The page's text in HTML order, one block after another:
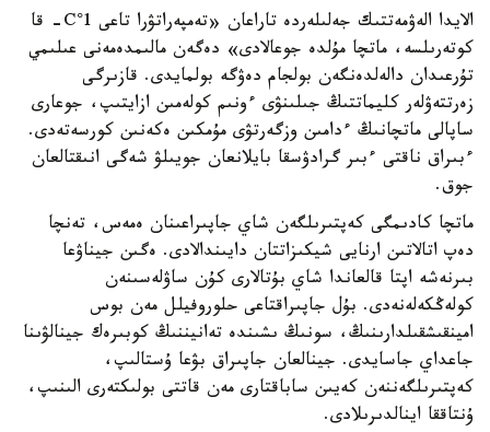
الايدا الەۋمەتتىك جەلىلەردە تاراعان «تەمپەراتۋرا تاعى 1°C- قا
كوتەرىلسە، ماتچا مۇلدە جوعالادى» دەگەن مالىمدەمەنى عىلىمي
تۇرعىدان دالەلدەنگەن بولجام دەۋگە بولمايدى. قازىرگى
زەرتتەۋلەر كليماتتىڭ جىلىنۋى ءونىم كولەمىن ازايتىپ، جوعارى
ساپالى ماتچانىڭ ءدامىن وزگەرتۋى مۇمكىن ەكەنىن كورسەتەدى.
ءبىراق ناقتى ءبىر گرادۋسقا بايلانعان جويىلۋ شەگى انىقتالعان
جوق.
ماتچا كادىمگى كەپتىرىلگەن شاي جاپىراعىنان ەمەس، تەنچا
دەپ اتالاتىن ارنايى شيكىزاتتان دايىندالادى. ەگىن جيناۋعا
بىرنەشە اپتا قالعاندا شاي بۇتالارى كۇن ساۋلەسىنەن
كولەڭكەلەنەدى. بۇل جاپىراقتاعى حلوروفيلل مەن بوس
امينقىشقىلدارىنىڭ، سونىڭ ىشىندە تەانيننىڭ كوبىرەك جينالۋىنا
جاعداي جاسايدى. جينالعان جاپىراق بۋعا ۇستالىپ،
كەپتىرىلگەننەن كەيىن ساباقتارى مەن قاتتى بولىكتەرى الىنىپ،
ۇنتاققا اينالدىرىلادى.